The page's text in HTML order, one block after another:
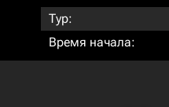
Тур:
Время начала: